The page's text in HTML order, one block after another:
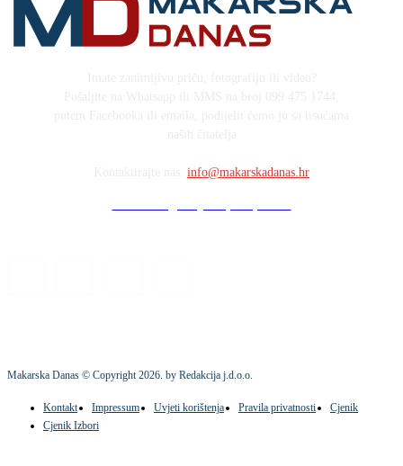
info@makarskadanas.hr
Makarska Danas © Copyright2026. by Redakcija j.d.o.o.
Kontakt Impressum Uvjeti korištenja Pravila privatnosti
Cjenik
Cjenik Izbori